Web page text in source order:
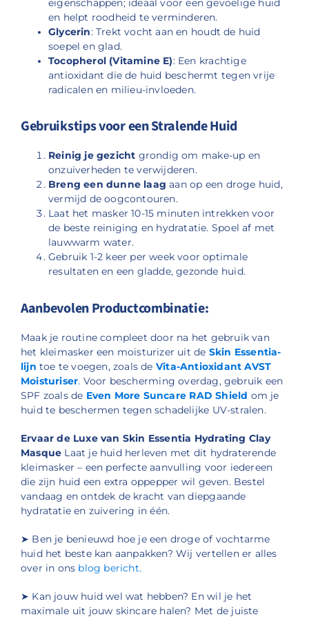
eigenschappen; ideaal voor een gevoelige huid
en helpt roodheid te verminderen.
Glycerin: Trekt vocht aan en houdt de huid
soepel en glad.
Tocopherol (Vitamine E): Een krachtige
antioxidant die de huid beschermt tegen vrije
radicalen en milieu-invloeden.
Gebruikstips voor een Stralende Huid
Reinig je gezicht grondig om make-up en
onzuiverheden te verwijderen.
Breng een dunne laag aan op een droge huid,
vermijd de oogcontouren.
Laat het masker 10-15 minuten intrekken voor
de beste reiniging en hydratatie. Spoel af met
lauwwarm water.
Gebruik 1-2 keer per week voor optimale
resultaten en een gladde, gezonde huid.
Aanbevolen Productcombinatie:
Maak je routine compleet door na het gebruik van
het kleimasker een moisturizer uit de Skin Essentia-
lijn toe te voegen, zoals de Vita-Antioxidant AVST
Moisturiser. Voor bescherming overdag, gebruik een
SPF zoals de Even More Suncare RAD Shield om je
huid te beschermen tegen schadelijke UV-stralen.
Ervaar de Luxe van Skin Essentia Hydrating Clay
Masque Laat je huid herleven met dit hydraterende
kleimasker – een perfecte aanvulling voor iedereen
die zijn huid een extra oppepper wil geven. Bestel
vandaag en ontdek de kracht van diepgaande
hydratatie en zuivering in één.
➤ Ben je benieuwd hoe je een droge of vochtarme
huid het beste kan aanpakken? Wij vertellen er alles
over in ons blog bericht.
➤ Kan jouw huid wel wat hebben? En wil je het
maximale uit jouw skincare halen? Met de juiste